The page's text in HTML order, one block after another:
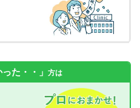
た・・」 方は